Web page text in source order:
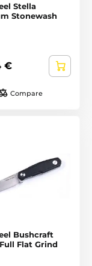
Stella
Stonewash
€
Compare
Bushcraft
Flat Grind